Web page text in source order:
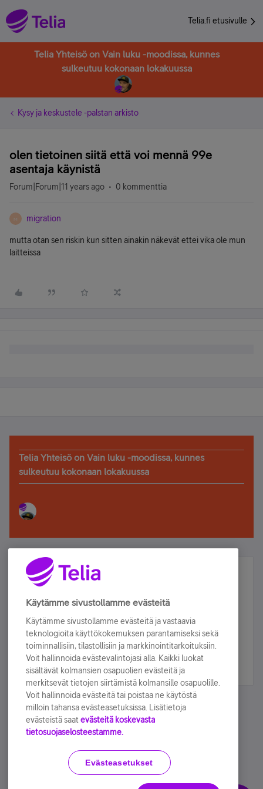
Telia.fi etusivulle
Telia Yhteisö on Vain luku -moodissa, kunnes
sulkeutuu kokonaan lokakuussa
Kysy ja keskustele -palstan arkisto
olen tietoinen siitä että voi mennä 99e
asentaja käynistä
Forum|Forum|11 years ago 0 kommenttia
M migration
mutta otan sen riskin kun sitten ainakin näkevät ettei vika ole mun
laitteissa
Telia Yhteisö on Vain luku -moodissa, kunnes
sulkeutuu kokonaan lokakuussa
Älä jää paitsi – osallistu ja voita!
Tilaa Telian uutiskirje ja olet mukana arvonnassa.
sähköpostiisi.
Tilaa nyt
Käyttöehdot Accessibility statement
Käytämme sivustollamme evästeitä
Käytämme sivustollamme evästeitä ja vastaavia
teknologioita käyttökokemuksen parantamiseksi sekä
toiminnallisiin, tilastollisiin ja markkinointitarkoituksiin.
Voit hallinnoida evästevalintojasi alla. Kaikki luokat
sisältävät kolmansien osapuolien evästeitä ja
merkitsevät tietojen siirtämistä kolmansille osapuolille.
Voit hallinnoida evästeitä tai poistaa ne käytöstä
milloin tahansa evästeasetuksissa. Lisätietoja
evästeistä saat evästeitä koskevasta
tietosuojaselosteestamme.
Evästeasetukset